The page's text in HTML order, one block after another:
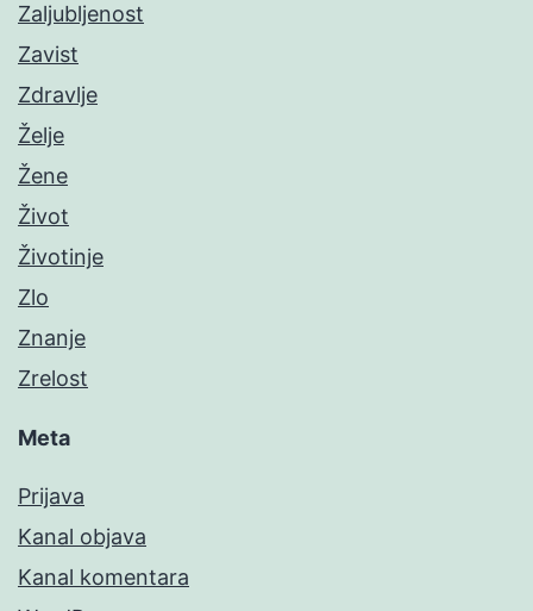
Zaljubljenost
Zavist
Zdravlje
Želje
Žene
Život
Životinje
Zlo
Znanje
Zrelost
Meta
Prijava
Kanal objava
Kanal komentara